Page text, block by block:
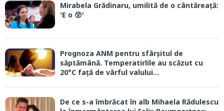
Mirabela Grădinaru, umilită de o cântăreață:
'E o 😲'
Prognoza ANM pentru sfârșitul de
săptămână. Temperatirlile au scăzut cu
20°C față de vârful valului...
De ce s-a îmbrăcat în alb Mihaela Rădulescu